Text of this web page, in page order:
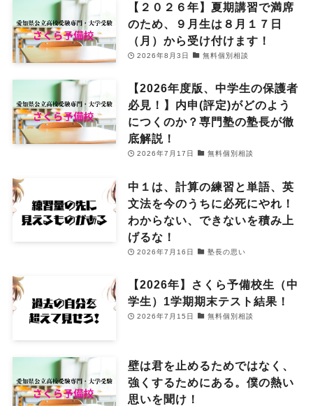
【２０２６年】夏期講習で満席
のため、９月生は８月１７日
（月）から受け付けます！
2026年8月3日 無料個別相談
【2026年度版、中学生の保護者
必見！】内申(評定)がどのよう
につくのか？専門塾の塾長が徹
底解説！
2026年7月17日 無料個別相談
中１は、計算の練習と単語、英
文法を今のうちに必死にやれ！
わからない、できないを積み上
げるな！
2026年7月16日 塾長の思い
【2026年】さくら予備校生（中
学生）1学期期末テスト結果！
2026年7月15日 無料個別相談
壁は君を止めるためではなく、
強くするためにある。僕の熱い
思いを聞け！